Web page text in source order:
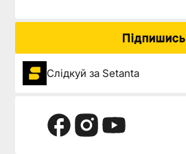
Підпишись
Слідкуй за Setanta